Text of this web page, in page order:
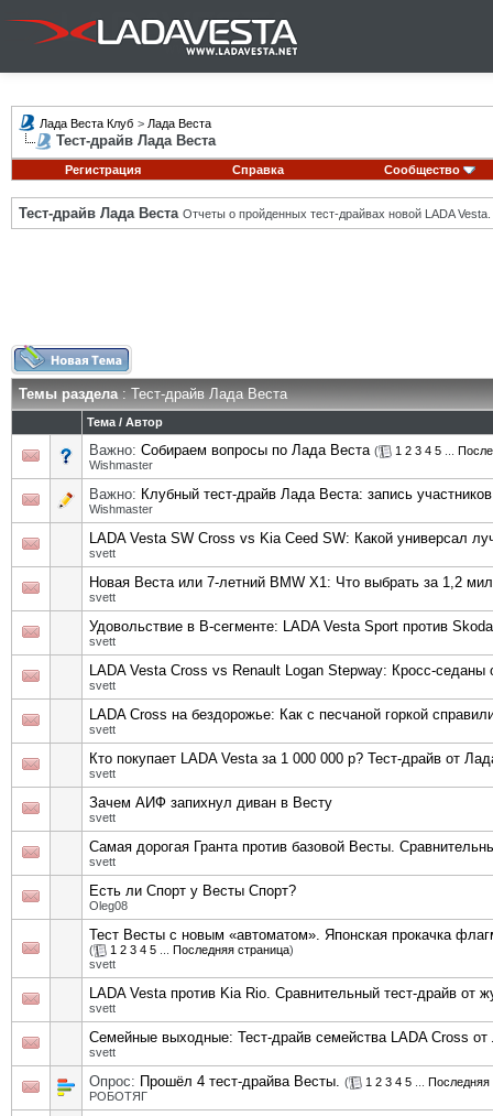
Лада Веста Клуб > Лада Веста
Тест-драйв Лада Веста
Регистрация Справка Сообщество
Тест-драйв Лада Веста Отчеты о пройденных тест-драйвах новой LADA Vesta.
Темы раздела: Тест-драйв Лада Веста
Тема / Автор
Важно: Собираем вопросы по Лада Веста ( 1 2 3 4 5
Wishmaster
Важно: Клубный тест-драйв Лада Веста: запись участников
Wishmaster
LADA Vesta SW Cross vs Kia Ceed SW: Какой универсал
svett
Новая Веста или 7-летний BMW X1: Что выбрать за 1,2
svett
Удовольствие в В-сегменте: LADA Vesta Sport против
svett
LADA Vesta Cross vs Renault Logan Stepway: Кросс-седаны
svett
LADA Cross на бездорожье: Как с песчаной горкой
svett
Кто покупает LADA Vesta за 1 000 000 р? Тест-драйв от
svett
Зачем АИФ запихнул диван в Весту
svett
Самая дорогая Гранта против базовой Весты.
svett
Есть ли Спорт у Весты Спорт?
Oleg08
Тест Весты с новым «автоматом». Японская прокачка
( 1 2 3 4 5 Последняя страница)
svett
LADA Vesta против Kia Rio. Сравнительный тест-драйв от
svett
Семейные выходные: Тест-драйв семейства LADA Cross
svett
Опрос: Прошёл 4 тест-драйва Весты. ( 1 2 3 4 5
Последняя
РОБОТЯГ